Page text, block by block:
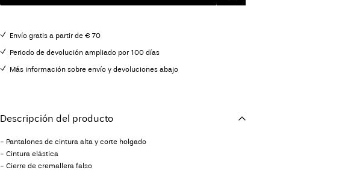
Envío gratis a partir de € 70
Periodo de devolución ampliado por 100 días
Más información sobre envío y devoluciones abajo
Descripción del producto
- Pantalones de cintura alta y corte holgado
- Cintura elástica
- Cierre de cremallera falso